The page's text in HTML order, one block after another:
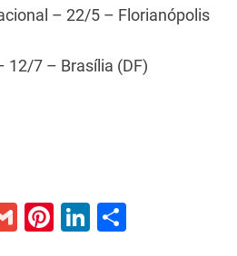
– 22/5 – Florianópolis
12/7 – Brasília (DF)
G
Pi Li